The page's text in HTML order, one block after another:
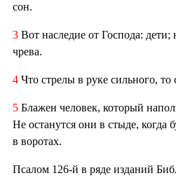
сон.
3 Вот наследие от Господа:
чрева.
4 Что стрелы в руке сильного,
5 Блажен человек, который
Не останутся они в стыде, когда
в воротах.
Псалом 126-й в ряде изданий